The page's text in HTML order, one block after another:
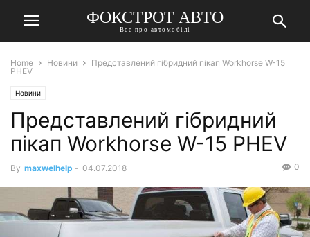
ФОКСТРОТ АВТО
Все про автомобілі
Home Новини
Представлений гібридний пікап Workhorse W-15
PHEV
Новини
Представлений гібридний
пікап Workhorse W-15 PHEV
By maxwelhelp - 04.07.2018 0